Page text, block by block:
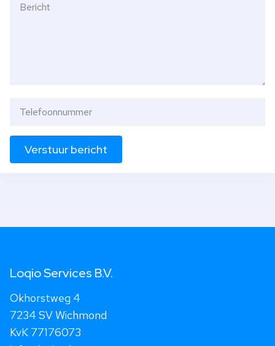
Verstuur bericht
Loqio Services B.V.
Okhorstweg 4
7234 SV Wichmond
KvK 77176073